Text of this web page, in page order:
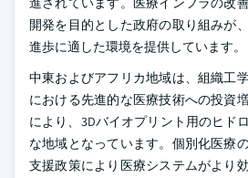
開発を目的とした政府の取り組みが
進歩に適した環境を提供しています。
中東およびアフリカ地域は、組織工
における先進的な医療技術への投資
により、3Dバイオプリント用のヒド
な地域となっています。個別化医療
支援政策により医療システムがより